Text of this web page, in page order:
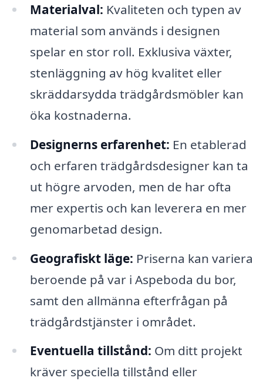
Materialval: Kvaliteten och typen av
material som används i designen
spelar en stor roll. Exklusiva växter,
stenläggning av hög kvalitet eller
skräddarsydda trädgårdsmöbler kan
öka kostnaderna.
Designerns erfarenhet: En etablerad
och erfaren trädgårdsdesigner kan ta
ut högre arvoden, men de har ofta
mer expertis och kan leverera en mer
genomarbetad design.
Geografiskt läge: Priserna kan variera
beroende på var i Aspeboda du bor,
samt den allmänna efterfrågan på
trädgårdstjänster i området.
Eventuella tillstånd: Om ditt projekt
kräver speciella tillstånd eller